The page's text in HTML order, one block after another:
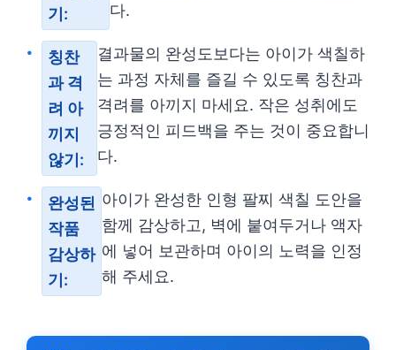
기:
다.
칭찬
과 격
려 아
끼지
않기:
결과물의 완성도보다는 아이가 색칠하
는 과정 자체를 즐길 수 있도록 칭찬과
격려를 아끼지 마세요. 작은 성취에도
긍정적인 피드백을 주는 것이 중요합니
다.
완성된
작품
감상하
기:
아이가 완성한 인형 팔찌 색칠 도안을
함께 감상하고, 벽에 붙여두거나 액자
에 넣어 보관하며 아이의 노력을 인정
해 주세요.